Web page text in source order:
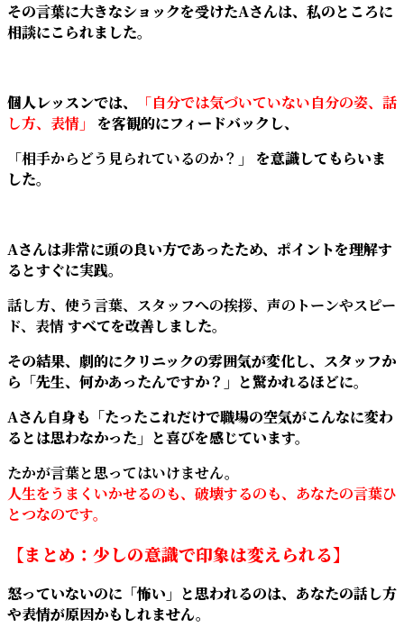
その言葉に大きなショックを受けたAさんは、私のところに
相談にこられました。
個人レッスンでは、
「自分では気づいていない自分の姿、話
し方、表情」
を客観的にフィードバックし、
「相手からどう見られているのか？」
を意識してもらいま
した。
Aさんは非常に頭の良い方であったため、ポイントを理解す
るとすぐに実践。
話し方、使う言葉、スタッフへの挨拶、声のトーンやスピー
ド、表情すべてを改善しました。
その結果、劇的にクリニックの雰囲気が変化し、スタッフか
ら「先生、何かあったんですか？」と驚かれるほどに。
Aさん自身も「たったこれだけで職場の空気がこんなに変わ
るとは思わなかった」と喜びを感じています。
たかが言葉と思ってはいけません。
人生をうまくいかせるのも、破壊するのも、あなたの言葉ひ
とつなのです。
【まとめ：少しの意識で印象は変えられる】
怒っていないのに「怖い」と思われるのは、あなたの話し方
や表情が原因かもしれません。